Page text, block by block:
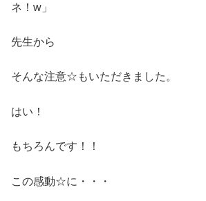
ネ！w」
先生から
そんな注意☆もいただきました。
はい！
もちろんです！！
この感動☆に・・・